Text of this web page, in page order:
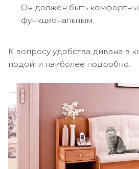
Он должен быть
функциональным.
К вопросу удобства дивана в
подойти наиболее подробно.